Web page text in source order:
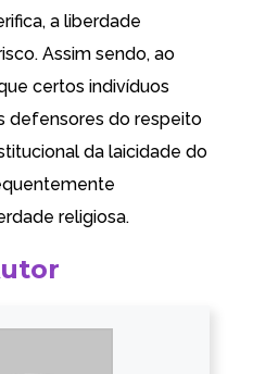
a liberdade
Assim sendo, ao
certos indivíduos
defensores do respeito
da laicidade do
religiosa.